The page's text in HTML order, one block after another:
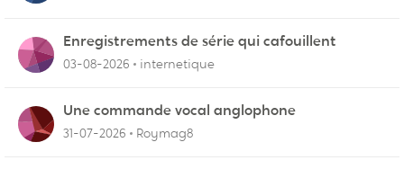
Enregistrements de série qui cafouillent
03-08-2026 internetique
Une commande vocal anglophone
31-07-2026 Roymag8